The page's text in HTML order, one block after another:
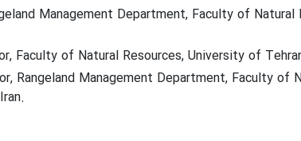
Management Department, Faculty of Natural
Faculty of Natural Resources, University of
Rangeland Management Department, Faculty of